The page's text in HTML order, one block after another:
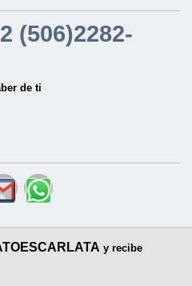
(506)2282-
de ti
y recibe